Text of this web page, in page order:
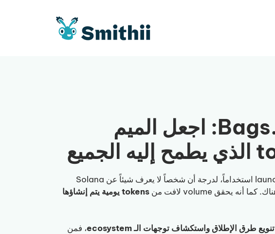
Bags.fm Volume bot: اجعل الميم
Bags.fm هو واحد من أسهل وأبسط launchpads استخداماً، لدرجة أن شخصاً لا يعرف شيئاً عن Solana
tokens يومية يتم إنشاؤها
تنويع طرق الإطلاق واستكشاف توجهات الـ ecosystem
، فمن